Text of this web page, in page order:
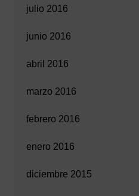
julio 2016
junio 2016
abril 2016
marzo 2016
febrero 2016
enero 2016
diciembre 2015